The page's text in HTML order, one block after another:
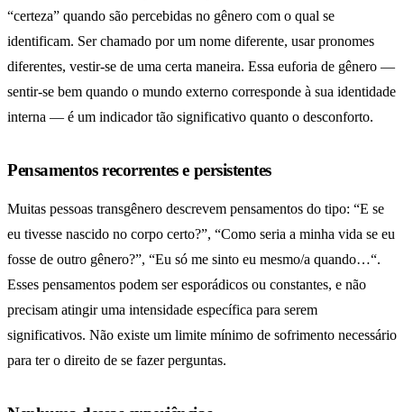
“certeza” quando são percebidas no gênero com o qual se
identificam. Ser chamado por um nome diferente, usar pronomes
diferentes, vestir-se de uma certa maneira. Essa euforia de gênero —
sentir-se bem quando o mundo externo corresponde à sua identidade
interna — é um indicador tão significativo quanto o desconforto.
Pensamentos recorrentes e persistentes
Muitas pessoas transgênero descrevem pensamentos do tipo: “E se
eu tivesse nascido no corpo certo?”, “Como seria a minha vida se eu
fosse de outro gênero?”, “Eu só me sinto eu mesmo/a quando…“.
Esses pensamentos podem ser esporádicos ou constantes, e não
precisam atingir uma intensidade específica para serem
significativos. Não existe um limite mínimo de sofrimento necessário
para ter o direito de se fazer perguntas.